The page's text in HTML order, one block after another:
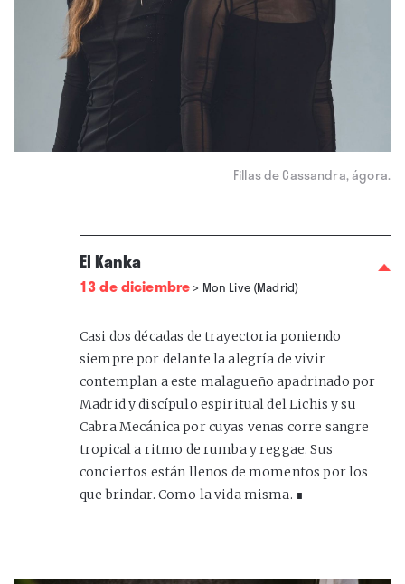
Fillas de Cassandra, ágora.
El Kanka
13 de diciembre > Mon Live (Madrid)
Casi dos décadas de trayectoria poniendo
siempre por delante la alegría de vivir
contemplan a este malagueño apadrinado por
Madrid y discípulo espiritual del Lichis y su
Cabra Mecánica por cuyas venas corre sangre
tropical a ritmo de rumba y reggae. Sus
conciertos están llenos de momentos por los
que brindar. Como la vida misma. ∎